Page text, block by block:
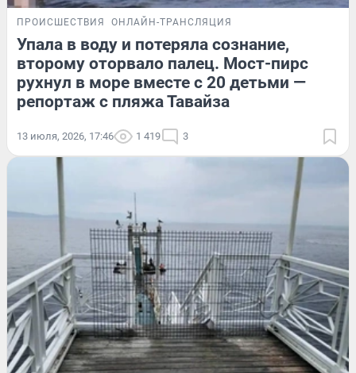
ПРОИСШЕСТВИЯ ОНЛАЙН-ТРАНСЛЯЦИЯ
Упала в воду и потеряла сознание,
второму оторвало палец. Мост-пирс
рухнул в море вместе с 20 детьми —
репортаж с пляжа Тавайза
13 июля, 2026, 17:46 1 419 3